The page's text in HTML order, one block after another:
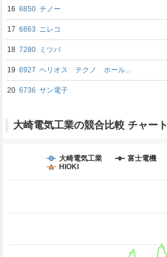
16 6850 チノー
17 6863 ニレコ
18 7280 ミツバ
19 6927 ヘリオス テクノ ホール...
20 6736 サン電子
大崎電気工業の競合比較 チャート
大崎電気工業 富士電機
HIOKI